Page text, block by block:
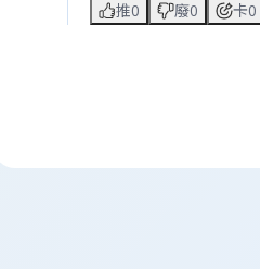
補習班模擬面試到底
現在很多學校都有
推0 廢0 卡0